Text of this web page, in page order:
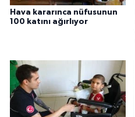
Hava kararınca nüfusunun
100 katını ağırlıyor